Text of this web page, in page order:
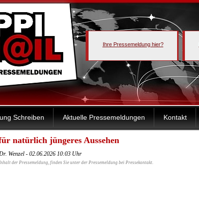
Ihre Pressemeldung hier?
Schreiben Aktuelle Pressemeldungen Kontakt
natürlich jüngeres Aussehen
Wenzel - 02.06.2026 10:03 Uhr
der Pressemeldung, finden Sie unter der Pressemeldung bei Pressekontakt.